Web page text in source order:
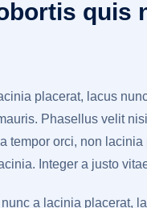
quis
placerat, lacus
Phasellus velit
tempor orci, non
Integer a justo
a lacinia placerat,